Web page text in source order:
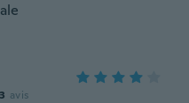
avis